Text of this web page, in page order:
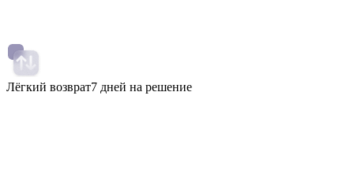
Лёгкий возврат7 дней на решение